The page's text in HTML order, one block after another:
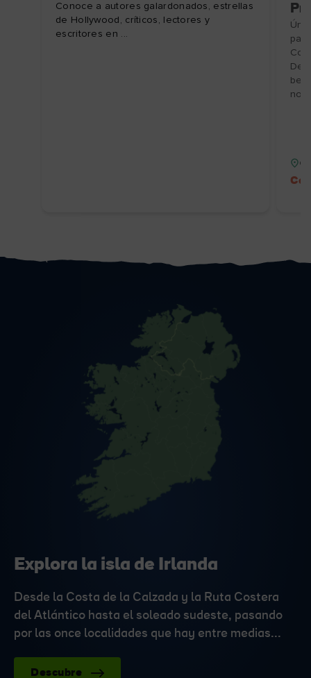
Conoce a autores galardonados, estrellas
de Hollywood, críticos, lectores y
escritores en ...
no
Explora la isla de Irlanda
Desde la Costa de la Calzada y la Ruta Costera
del Atlántico hasta el soleado sudeste, pasando
por las once localidades que hay entre medias...
Descubre